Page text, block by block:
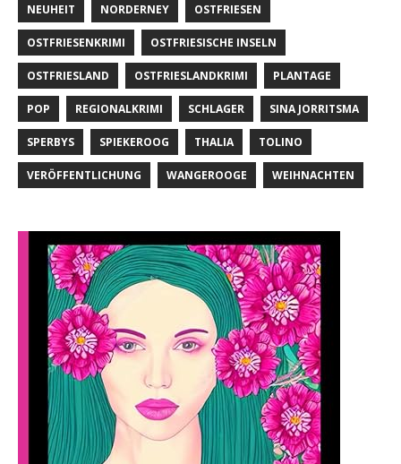
NEUHEIT NORDERNEY OSTFRIESEN
OSTFRIESENKRIMI OSTFRIESISCHE INSELN
OSTFRIESLAND OSTFRIESLANDKRIMI PLANTAGE
POP REGIONALKRIMI SCHLAGER SINA JORRITSMA
SPERBYS SPIEKEROOG THALIA TOLINO
VERÖFFENTLICHUNG WANGEROOGE WEIHNACHTEN